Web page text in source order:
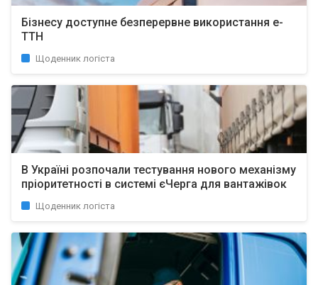
Бізнесу доступне безперервне використання е-
ТТН
Щоденник логіста
В Україні розпочали тестування нового механізму
пріоритетності в системі єЧерга для вантажівок
Щоденник логіста